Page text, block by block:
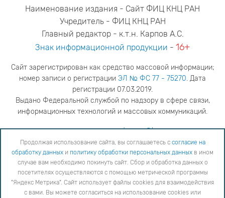
Наименование издания - Сайт ФИЦ КНЦ РАН
Учредитель - ФИЦ КНЦ РАН
Главный редактор - к.т.н. Карпов А.С.
Знак информационной продукции - 16+
Сайт зарегистрирован как средство массовой информации;
номер записи о регистрации ЭЛ № ФС 77 - 75270. Дата
регистрации 07.03.2019.
Выдано Федеральной службой по надзору в сфере связи,
информационных технологий и массовых коммуникаций.
адрес редакцииya.stogova@ksc.ru
телефон редакции81555-79-516
Продолжая использование сайта, вы соглашаетесь с согласие на обработку данных
обработки персональных данных
в ином случае вам необходимо покинуть сайт. Сбор и обработка
данных о посетителях осуществляются с помощью метрической программы "Яндекс Метрика".
Сайт использует файлы cookies для взаимодействия с вами. Вы можете согласиться на
использование cookies или заблокировать их использование, изменив настройки вашего интернет-
Продолжая использование сайта, вы соглашаетесь с согласие на
обработку данных и политику обработки персональных данных в ином
случае вам необходимо покинуть сайт. Сбор и обработка данных о
посетителях осуществляются с помощью метрической программы
"Яндекс Метрика". Сайт использует файлы cookies для взаимодействия
с вами. Вы можете согласиться на использование cookies или